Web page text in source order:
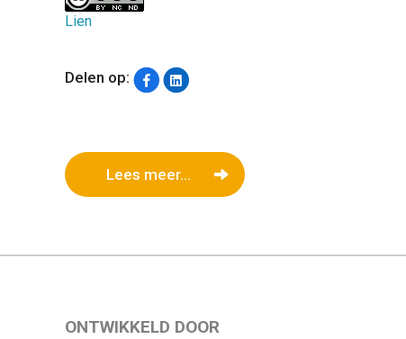
Lien
Delen op:
Lees meer...
ONTWIKKELD DOOR